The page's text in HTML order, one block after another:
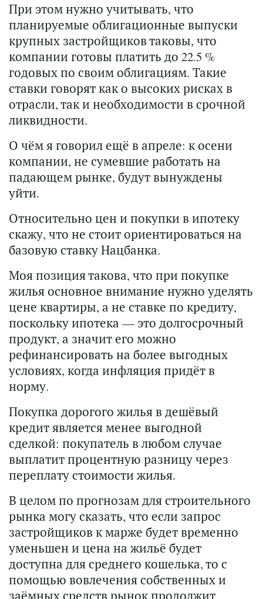
При этом нужно учитывать, что
планируемые облигационные выпуски
крупных застройщиков таковы, что
компании готовы платить до 22.5 %
годовых по своим облигациям. Такие
ставки говорят как о высоких рисках в
отрасли, так и необходимости в срочной
ликвидности.
О чём я говорил ещё в апреле: к осени
компании, не сумевшие работать на
падающем рынке, будут вынуждены
уйти.
Относительно цен и покупки в ипотеку
скажу, что не стоит ориентироваться на
базовую ставку Нацбанка.
Моя позиция такова, что при покупке
жилья основное внимание нужно уделять
цене квартиры, а не ставке по кредиту,
поскольку ипотека — это долгосрочный
продукт, а значит его можно
рефинансировать на более выгодных
условиях, когда инфляция придёт в
норму.
Покупка дорогого жилья в дешёвый
кредит является менее выгодной
сделкой: покупатель в любом случае
выплатит процентную разницу через
переплату стоимости жилья.
В целом по прогнозам для строительного
рынка могу сказать, что если запрос
застройщиков к марже будет временно
уменьшен и цена на жильё будет
доступна для среднего кошелька, то с
помощью вовлечения собственных и
заёмных средств рынок продолжит